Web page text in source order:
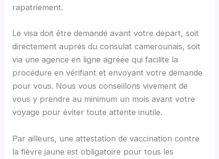
rapatriement.
Le visa doit être demandé avant votre départ, soit
directement auprès du consulat camerounais, soit
via une agence en ligne agréée qui facilite la
procédure en vérifiant et envoyant votre demande
pour vous. Nous vous conseillons vivement de
vous y prendre au minimum un mois avant votre
voyage pour éviter toute attente inutile.
Par ailleurs, une attestation de vaccination contre
la fièvre jaune est obligatoire pour tous les